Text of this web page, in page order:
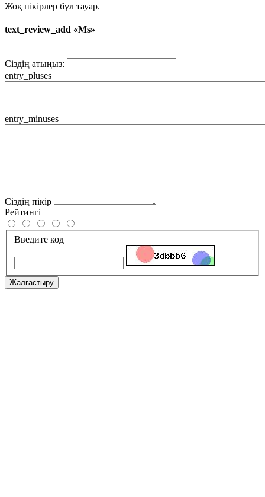
Жоқ пікірлер бұл тауар.
text_review_add «Ms»
Сіздің атыңыз:
entry_pluses
entry_minuses
Сіздің пікір
Рейтингі
Введите код
Жалғастыру